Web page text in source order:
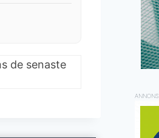
de senaste
ANNONS